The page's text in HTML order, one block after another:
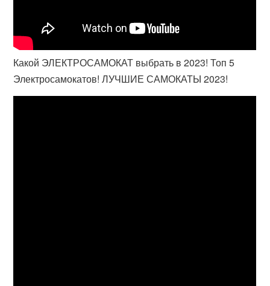
Какой ЭЛЕКТРОСАМОКАТ выбрать в 2023! Топ 5
Электросамокатов! ЛУЧШИЕ САМОКАТЫ 2023!